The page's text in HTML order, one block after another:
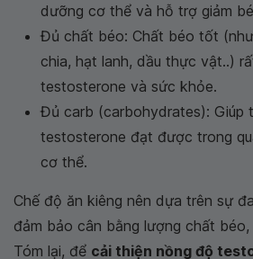
dưỡng cơ thể và hỗ trợ giảm
Đủ chất béo: Chất béo tốt
chia, hạt lanh, dầu thực vật..)
testosterone và sức khỏe.
Đủ carb (carbohydrates): Giúp
testosterone đạt được trong
cơ thể.
Chế độ ăn kiêng nên dựa trên sự
đảm bảo cân bằng lượng chất
Tóm lại, để cải thiện nồng độ